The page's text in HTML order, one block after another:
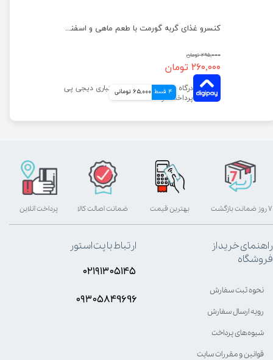
کنسرو غذای گربه گورمت با طعم ماهی و اسفناج وزن ۸۵ گرم
۲۹۵,۰۰۰ تومان
۲۶۰,۰۰۰ تومان
4 قسط 65,000 تومانی
بهترین قیمت پرداخت آنلاین ۷ روز ضمانت بازگشت ضمانت اصالت کالا
راهنمای خرید از
فروشگاه
نحوه ثبت سفارش
رویه ارسال سفارش
شیوه‌های پرداخت
قوانین و مقررات سایت
ارتباط با پت استور
۰۲۱۹۱۳۰۵۱۴۵
۰۹۳۰۵8۴9696